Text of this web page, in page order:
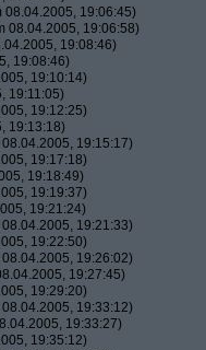
08.04.2005, 19:06:45)
08.04.2005, 19:06:58)
19:08:46)
19:08:46)
19:10:14)
19:11:05)
19:12:25)
19:13:18)
19:15:17)
19:17:18)
19:18:49)
19:19:37)
19:21:24)
19:21:33)
19:22:50)
19:26:02)
19:27:45)
19:29:20)
19:33:12)
19:33:27)
19:35:12)